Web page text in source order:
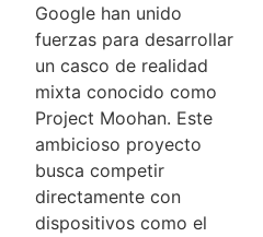
Google han unido
fuerzas para desarrollar
un casco de realidad
mixta conocido como
Project Moohan. Este
ambicioso proyecto
busca competir
directamente con
dispositivos como el